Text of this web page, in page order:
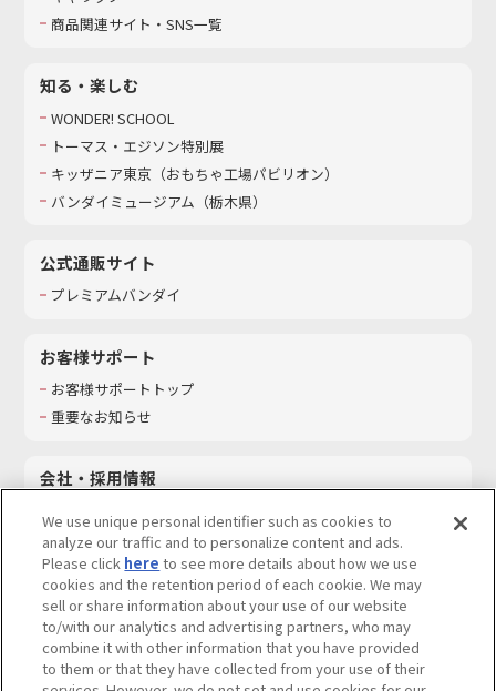
商品関連サイト・SNS一覧
知る・楽しむ
WONDER! SCHOOL
トーマス・エジソン特別展
キッザニア東京（おもちゃ工場パビリオン）​
バンダイミュージアム（栃木県）
公式通販サイト
プレミアムバンダイ
お客様サポート
お客様サポートトップ
重要なお知らせ
会社・採用情報
採用情報
サステナビリティ
お問い合わせ
We use unique personal identifier such as cookies to
analyze our traffic and to personalize content and ads.
Please click here to see more details about how we use
cookies and the retention period of each cookie. We may
sell or share information about your use of our website
to/with our analytics and advertising partners, who may
combine it with other information that you have provided
to them or that they have collected from your use of their